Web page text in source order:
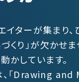
イターが集まり
くり」が欠かせ
かしています。
、「Drawing and